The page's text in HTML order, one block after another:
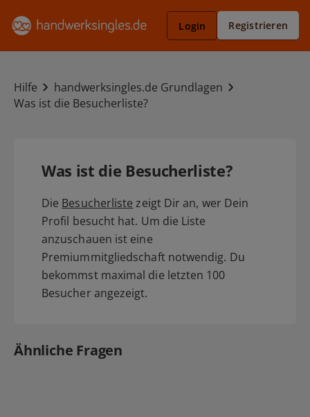
Login Registrieren
Hilfe
handwerksingles.de Grundlagen
Was ist die Besucherliste?
Was ist die Besucherliste?
Die Besucherliste zeigt Dir an, wer Dein
Profil besucht hat. Um die Liste
anzuschauen ist eine
Premiummitgliedschaft notwendig. Du
bekommst maximal die letzten 100
Besucher angezeigt.
Ähnliche Fragen